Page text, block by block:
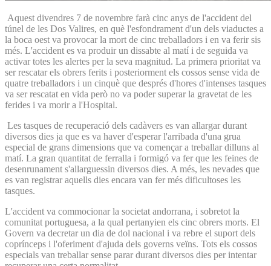
Aquest divendres 7 de novembre farà cinc anys de l'accident del
túnel de les Dos Valires, en què l'esfondrament d'un dels viaductes a
la boca oest va provocar la mort de cinc treballadors i en va ferir sis
més. L'accident es va produir un dissabte al matí i de seguida va
activar totes les alertes per la seva magnitud. La primera prioritat va
ser rescatar els obrers ferits i posteriorment els cossos sense vida de
quatre treballadors i un cinquè que després d'hores d'intenses tasques
va ser rescatat en vida però no va poder superar la gravetat de les
ferides i va morir a l'Hospital.
Les tasques de recuperació dels cadàvers es van allargar durant
diversos dies ja que es va haver d'esperar l'arribada d'una grua
especial de grans dimensions que va començar a treballar dilluns al
matí. La gran quantitat de ferralla i formigó va fer que les feines de
desenrunament s'allarguessin diversos dies. A més, les nevades que
es van registrar aquells dies encara van fer més dificultoses les
tasques.
L'accident va commocionar la societat andorrana, i sobretot la
comunitat portuguesa, a la qual pertanyien els cinc obrers morts. El
Govern va decretar un dia de dol nacional i va rebre el suport dels
coprínceps i l'oferiment d'ajuda dels governs veïns. Tots els cossos
especials van treballar sense parar durant diversos dies per intentar